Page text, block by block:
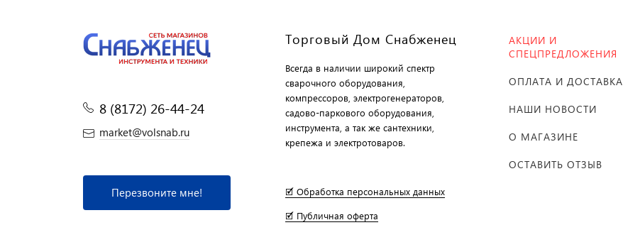
8 (8172) 26-44-24
market@volsnab.ru
Перезвоните мне!
Торговый Дом Снабженец
Всегда в наличии широкий спектр
сварочного оборудования,
компрессоров, электрогенераторов,
садово-паркового оборудования,
инструмента, а так же сантехники,
крепежа и электротоваров.
🗹 Обработка персональных данных
🗹 Публичная оферта
АКЦИИ И
СПЕЦПРЕДЛОЖЕНИЯ
ОПЛАТА И ДОСТАВКА
НАШИ НОВОСТИ
О МАГАЗИНЕ
ОСТАВИТЬ ОТЗЫВ